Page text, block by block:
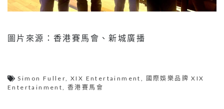
圖片來源：香港賽馬會、新城廣播
Simon Fuller,XIX Entertainment , 國際娛樂品牌 XIX
Entertainment,香港賽馬會